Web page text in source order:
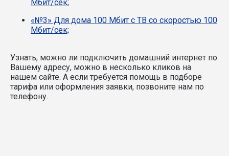
Мбит/сек;
«№3» Для дома 100 Мбит с ТВ со скоростью 100
Мбит/сек;
Узнать, можно ли подключить домашний интернет по
Вашему адресу, можно в несколько кликов на
нашем сайте. А если требуется помощь в подборе
тарифа или оформления заявки, позвоните нам по
телефону.